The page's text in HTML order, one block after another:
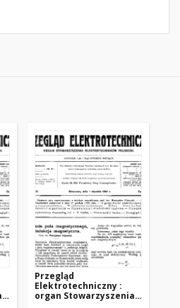
Przegląd
Elektrotechniczny :
organ Stowarzyszenia